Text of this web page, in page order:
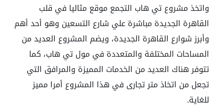
واتخذ مشروع تي هاب التجمع موقع مثاليا في قلب
القاهرة الجديدة مباشرة علي شارع التسعين وهو أحد أهم
وأبرز شوارع القاهرة الجديدة، ويضم المشروع العديد من
المساحات المختلفة والمتعددة في مول تي هاب، كما
تتوفر هناك العديد من الخدمات المميزة والمرافق التي
تجعل من اتخاذ متر تجارى في هذا المشروع أمرا مميز
للغاية.